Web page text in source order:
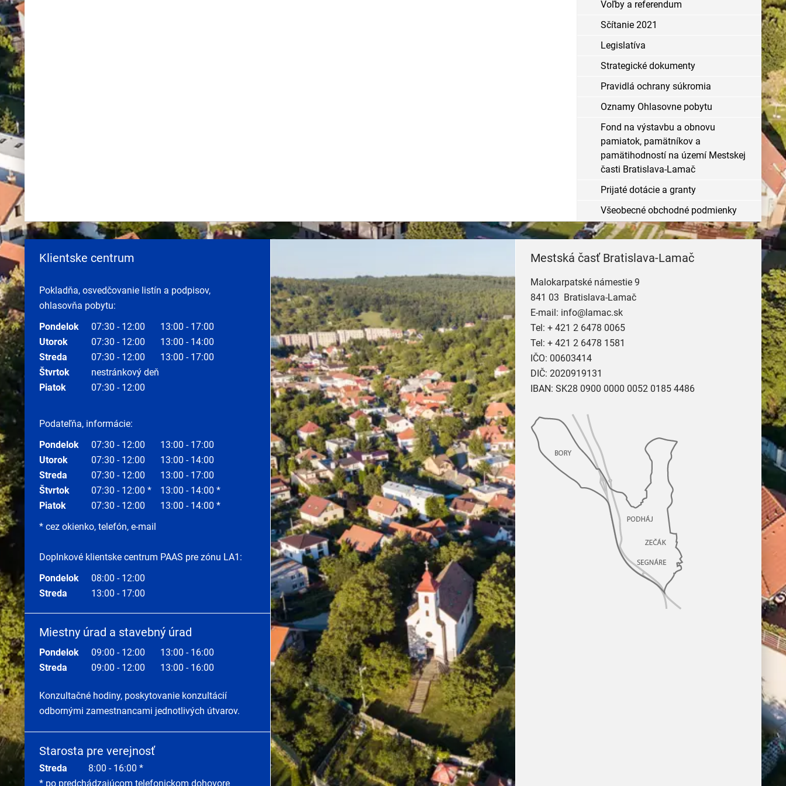
Voľby a referendum
Sčítanie 2021
Legislatíva
Strategické dokumenty
Pravidlá ochrany súkromia
Oznamy Ohlasovne pobytu
Fond na výstavbu a obnovu
pamiatok, pamätníkov a
pamätihodností na území Mestskej
časti Bratislava-Lamač
Prijaté dotácie a granty
Všeobecné obchodné podmienky
Klientske centrum
Pokladňa, osvedčovanie listín a podpisov,
ohlasovňa pobytu:
Pondelok
07:30 - 12:00
13:00 - 17:00
Utorok
07:30 - 12:00
13:00 - 14:00
Streda
07:30 - 12:00
13:00 - 17:00
Štvrtok
nestránkový deň
Piatok
07:30 - 12:00
Podateľňa, informácie:
Pondelok
07:30 - 12:00
13:00 - 17:00
Utorok
07:30 - 12:00
13:00 - 14:00
Streda
07:30 - 12:00
13:00 - 17:00
Štvrtok
07:30 - 12:00 *
13:00 - 14:00 *
Piatok
07:30 - 12:00
13:00 - 14:00 *
* cez okienko, telefón, e-mail
Doplnkové klientske centrum PAAS pre zónu LA1:
Pondelok
08:00 - 12:00
Streda
13:00 - 17:00
Miestny úrad a stavebný úrad
Pondelok 09:00 - 12:00
13:00 - 16:00
Streda
09:00 - 12:00 13:00 - 16:00
Konzultačné hodiny, poskytovanie konzultácií
odbornými zamestnancami jednotlivých útvarov.
Starosta pre verejnosť
Streda 8:00 - 16:00 *
* po predchádzajúcom telefonickom dohovore
Mestská časť Bratislava-Lamač
Malokarpatské námestie 9
841 03 Bratislava-Lamač
E-mail: info@lamac.sk
Tel:+ 421 2 6478 0065
Tel:+ 421 2 6478 1581
IČO: 00603414
DIČ: 2020919131
IBAN: SK28 0900 0000 0052 0185 4486